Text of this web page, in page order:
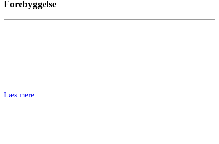
Forebyggelse
Læs mere